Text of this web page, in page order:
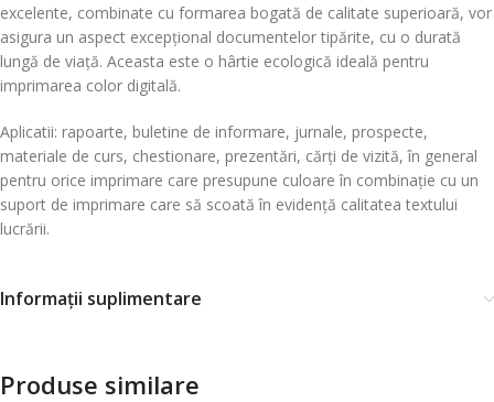
excelente, combinate cu formarea bogată de calitate superioară, vor
asigura un aspect excepțional documentelor tipărite, cu o durată
lungă de viață. Aceasta este o hârtie ecologică ideală pentru
imprimarea color digitală.
Aplicatii: rapoarte, buletine de informare, jurnale, prospecte,
materiale de curs, chestionare, prezentări, cărți de vizită, în general
pentru orice imprimare care presupune culoare în combinație cu un
suport de imprimare care să scoată în evidență calitatea textului
lucrării.
Informații suplimentare
Produse similare